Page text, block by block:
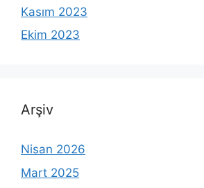
Kasım 2023
Ekim 2023
Arşiv
Nisan 2026
Mart 2025